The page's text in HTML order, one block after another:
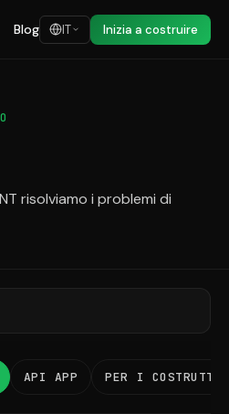
Blog IT Inizia a costruire
risolviamo i problemi di
API APP PER I